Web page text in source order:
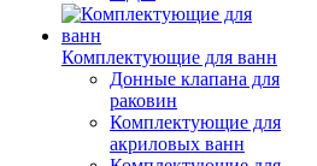
Комплектующие для ванн
Донные клапана для
раковин
Комплектующие для
акриловых ванн